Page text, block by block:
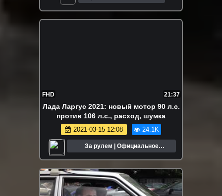
FHD 21:37
Лада Ларгус 2021: новый мотор 90 л.с.
против 106 л.с., расход, шумка
2021-03-15 12:08 24.1K
За рулем | Официальное